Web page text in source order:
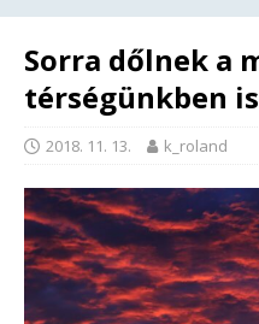
Sorra dőlnek a
térségünkben is
2018. 11. 13. k_roland